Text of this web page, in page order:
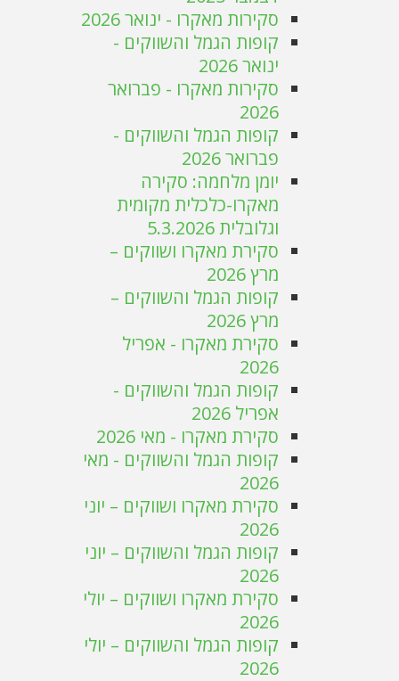
סקירות מאקרו - ינואר 2026
קופות הגמל והשווקים -
ינואר 2026
סקירות מאקרו - פברואר
2026
קופות הגמל והשווקים -
פברואר 2026
יומן מלחמה: סקירה
מאקרו-כלכלית מקומית
וגלובלית 5.3.2026
סקירת מאקרו ושווקים –
מרץ 2026
קופות הגמל והשווקים –
מרץ 2026
סקירת מאקרו - אפריל
2026
קופות הגמל והשווקים -
אפריל 2026
סקירת מאקרו - מאי 2026
קופות הגמל והשווקים - מאי
2026
סקירת מאקרו ושווקים – יוני
2026
קופות הגמל והשווקים – יוני
2026
סקירת מאקרו ושווקים – יולי
2026
קופות הגמל והשווקים – יולי
2026